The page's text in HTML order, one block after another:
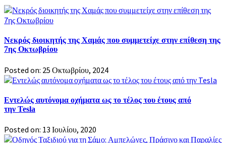
Νεκρός διοικητής της Χαμάς που συμμετείχε στην επίθεση της
7ης Οκτωβρίου
Posted on: 25 Οκτωβρίου, 2024
Εντελώς αυτόνομα οχήματα ως το τέλος του έτους από
την Tesla
Posted on: 13 Ιουλίου, 2020